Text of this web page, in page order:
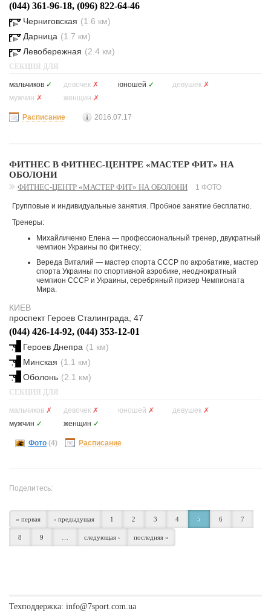
(044) 361-96-18, (096) 822-64-46
Черниговская (1.6 км)
Дарница (1.7 км)
Левобережная (2.4 км)
СЕКЦИЯ ДЛЯ
мальчиков ✓ девочек ✗ юношей ✓ девушек ✗
мужчин ✗ женщин ✗
Расписание 2016.07.17
ФИТНЕС В ФИТНЕС-ЦЕНТРЕ «МАСТЕР ФИТ» НА
ОБОЛОНИ
ФИТНЕС-ЦЕНТР «МАСТЕР ФИТ» НА ОБОЛОНИ 1 ФОТО
Групповые и индивидуальные занятия. Пробное занятие бесплатно.
Тренеры:
Михайличенко Елена — профессиональный тренер, двукратный
чемпион Украины по фитнесу;
Вереда Виталий — мастер спорта СССР по акробатике, мастер
спорта Украины по спортивной аэробике, неоднократный
чемпион СССР и Украины, серебряный призер Чемпионата
Мира.
КИЕВ
проспект Героев Сталинграда, 47
(044) 426-14-92, (044) 353-12-01
Героев Днепра (1 км)
Минская (1.1 км)
Оболонь (2.1 км)
СЕКЦИЯ ДЛЯ
мальчиков ✗ девочек ✗ юношей ✗ девушек ✗
мужчин ✓ женщин ✓
Фото (4) Расписание
Поделитесь:
« первая ‹ предыдущая 1 2 3 4 5 6 7
8 9 следующая › последняя »
Техподдержка: info@7sport.com.ua